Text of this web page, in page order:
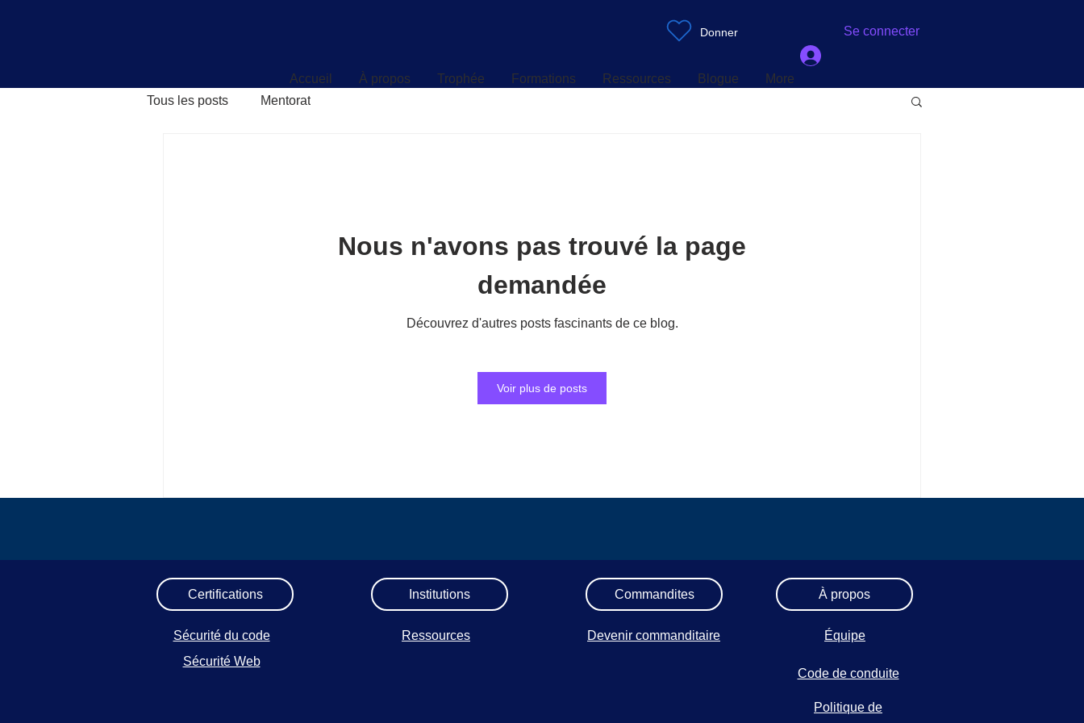
Accueil À propos Trophée Formations Ressources Blogue More
Donner Se connecter
Tous les posts Mentorat
Nous n'avons pas trouvé la page
demandée
Découvrez d'autres posts fascinants de ce blog.
Voir plus de posts
Ressources Blogue
Certifications
Sécurité du code
Sécurité Web
Institutions
Ressources
Commandites
Devenir commanditaire
À propos
Équipe
Code de conduite
Politique de